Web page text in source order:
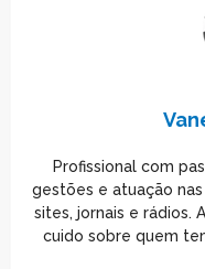
Profissional com
gestões e atuação
sites, jornais e rádios.
cuido sobre quem